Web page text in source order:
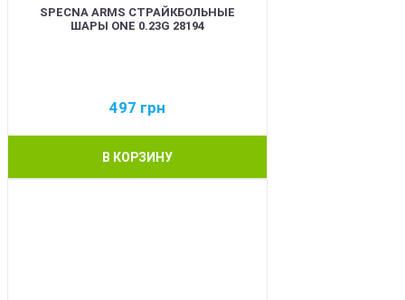
SPECNA ARMS СТРАЙКБОЛЬНЫЕ
ШАРЫ ONE 0.23G 28194
497 грн
В КОРЗИНУ